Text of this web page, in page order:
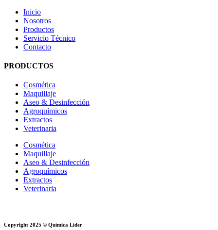
Inicio
Nosotros
Productos
Servicio Técnico
Contacto
PRODUCTOS
Cosmética
Maquillaje
Aseo & Desinfección
Agroquímicos
Extractos
Veterinaria
Cosmética
Maquillaje
Aseo & Desinfección
Agroquímicos
Extractos
Veterinaria
Copyright 2025 © Química Líder